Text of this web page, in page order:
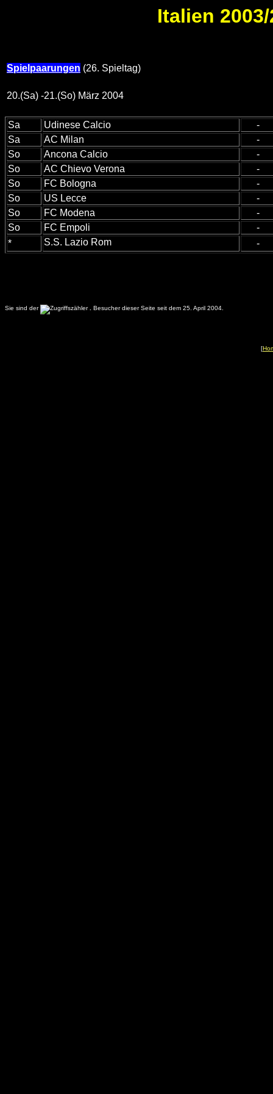
Italien
Spielpaarungen (26. Spieltag)
20.(Sa) -21.(So) März 2004
Sa Udinese Calcio
-
Sa
AC Milan
-
So
Ancona Calcio
-
So
AC Chievo Verona
-
So
FC Bologna
-
So
US Lecce
-
So
FC Modena
-
So
FC Empoli
-
*
S.S. Lazio Rom -
Sie sind der . Besucher dieser Seite seit dem 25. April 2004.
[